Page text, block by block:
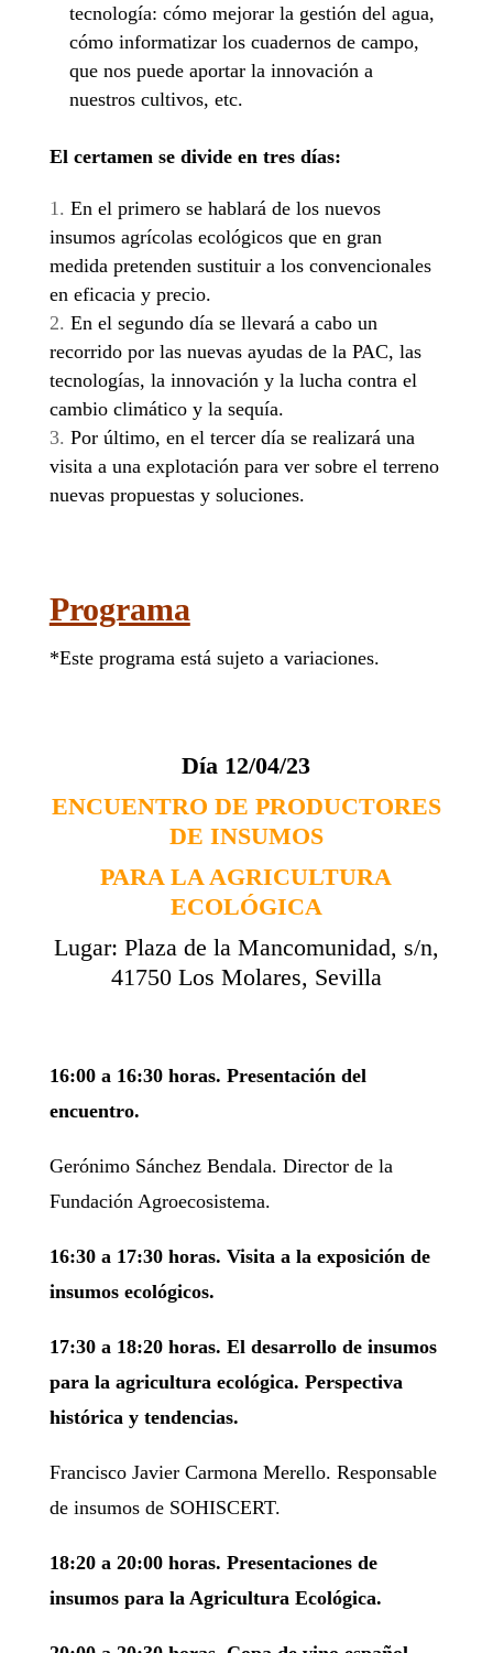
tecnología: cómo mejorar la gestión del agua,
cómo informatizar los cuadernos de campo,
que nos puede aportar la innovación a
nuestros cultivos, etc.
El certamen se divide en tres días:
En el primero se hablará de los nuevos
insumos agrícolas ecológicos que en gran
medida pretenden sustituir a los convencionales
en eficacia y precio.
En el segundo día se llevará a cabo un
recorrido por las nuevas ayudas de la PAC, las
tecnologías, la innovación y la lucha contra el
cambio climático y la sequía.
Por último, en el tercer día se realizará una
visita a una explotación para ver sobre el terreno
nuevas propuestas y soluciones.
Programa
*Este programa está sujeto a variaciones.
Día 12/04/23
ENCUENTRO DE PRODUCTORES
DE INSUMOS
PARA LA AGRICULTURA
ECOLÓGICA
Lugar: Plaza de la Mancomunidad, s/n,
41750 Los Molares, Sevilla
16:00 a 16:30 horas. Presentación del
encuentro.
Gerónimo Sánchez Bendala. Director de la
Fundación Agroecosistema.
16:30 a 17:30 horas. Visita a la exposición de
insumos ecológicos.
17:30 a 18:20 horas. El desarrollo de insumos
para la agricultura ecológica. Perspectiva
histórica y tendencias.
Francisco Javier Carmona Merello. Responsable
de insumos de SOHISCERT.
18:20 a 20:00 horas. Presentaciones de
insumos para la Agricultura Ecológica.